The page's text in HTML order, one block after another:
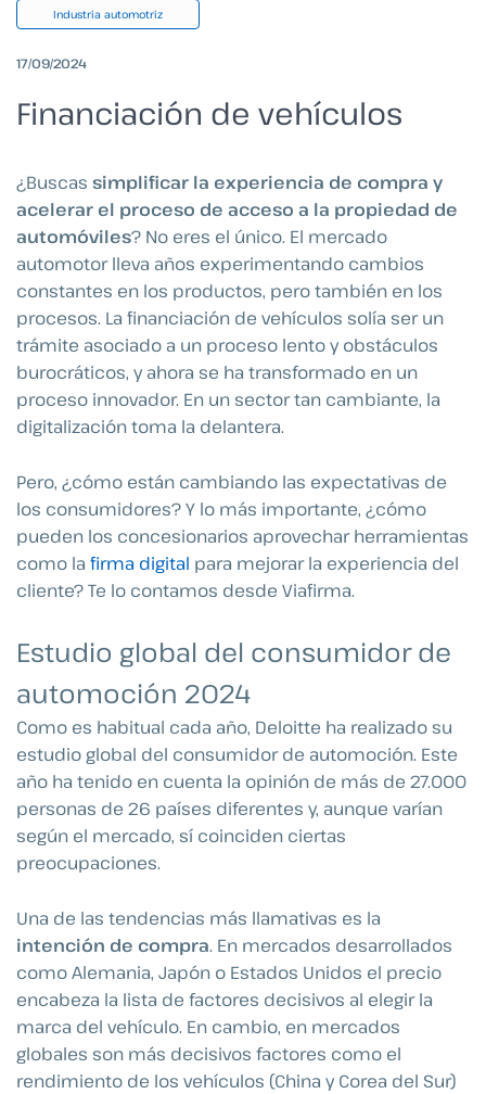
Industria automotriz
17/09/2024
Financiación de vehículos
¿Buscas simplificar la experiencia de compra y
acelerar el proceso de acceso a la propiedad de
automóviles? No eres el único. El mercado
automotor lleva años experimentando cambios
constantes en los productos, pero también en los
procesos. La financiación de vehículos solía ser un
trámite asociado a un proceso lento y obstáculos
burocráticos, y ahora se ha transformado en un
proceso innovador. En un sector tan cambiante, la
digitalización toma la delantera.
Pero, ¿cómo están cambiando las expectativas de
los consumidores? Y lo más importante, ¿cómo
pueden los concesionarios aprovechar herramientas
como la firma digital para mejorar la experiencia del
cliente? Te lo contamos desde Viafirma.
Estudio global del consumidor de
automoción 2024
Como es habitual cada año, Deloitte ha realizado su
estudio global del consumidor de automoción. Este
año ha tenido en cuenta la opinión de más de 27.000
personas de 26 países diferentes y, aunque varían
según el mercado, sí coinciden ciertas
preocupaciones.
Una de las tendencias más llamativas es la
intención de compra. En mercados desarrollados
como Alemania, Japón o Estados Unidos el precio
encabeza la lista de factores decisivos al elegir la
marca del vehículo. En cambio, en mercados
globales son más decisivos factores como el
rendimiento de los vehículos (China y Corea del Sur)